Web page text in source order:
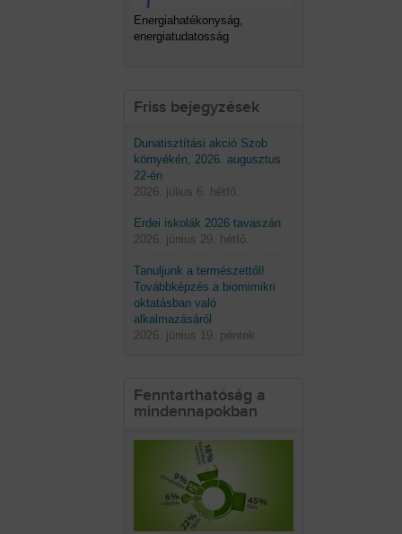
Energiahatékonyság,
energiatudatosság
Friss bejegyzések
Dunatisztítási akció Szob
környékén, 2026. augusztus
22-én
2026. július 6. hétfő.
Erdei iskolák 2026 tavaszán
2026. június 29. hétfő.
Tanuljunk a természettől!
Továbbképzés a biomimikri
oktatásban való
alkalmazásáról
2026. június 19. péntek.
Fenntarthatóság a
mindennapokban